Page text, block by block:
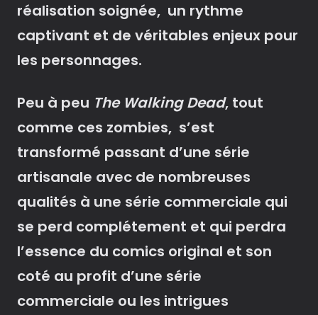
réalisation soignée, un rythme
captivant et de véritables enjeux pour
les personnages.
Peu à peu The Walking Dead, tout
comme ces zombies, s’est
transformé passant d’une série
artisanale avec de nombreuses
qualités à une série commerciale qui
se perd complétement et qui perdra
l’essence du comics original et son
coté au profit d’une série
commerciale ou les intrigues